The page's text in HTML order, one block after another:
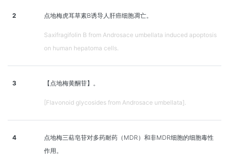
2 点地梅虎耳草素B诱导人肝癌细胞凋亡。
Saxifragifolin B from Androsace umbellata induced apoptosis
on human hepatoma cells.
3 【点地梅黄酮苷】。
[Flavonoid glycosides from Androsace umbellata].
4
点地梅三萜皂苷对多药耐药（MDR）和非MDR细胞的细胞毒性
作用。